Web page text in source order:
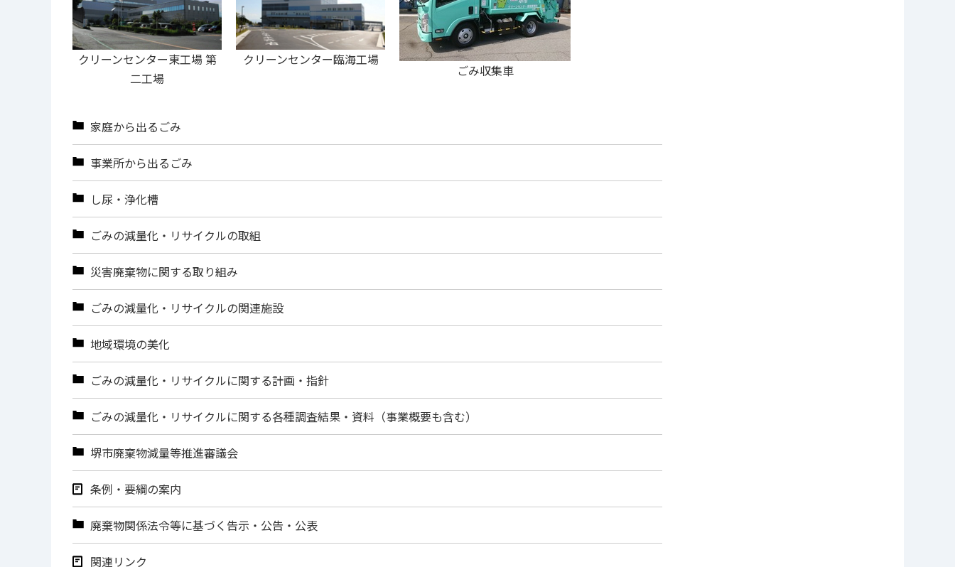
クリーンセンター東工場 第
二工場
クリーンセンター臨海工場
ごみ収集車
家庭から出るごみ
事業所から出るごみ
し尿・浄化槽
ごみの減量化・リサイクルの取組
災害廃棄物に関する取り組み
ごみの減量化・リサイクルの関連施設
地域環境の美化
ごみの減量化・リサイクルに関する計画・指針
ごみの減量化・リサイクルに関する各種調査結果・資料（事業概要も含む）
堺市廃棄物減量等推進審議会
条例・要綱の案内
廃棄物関係法令等に基づく告示・公告・公表
関連リンク